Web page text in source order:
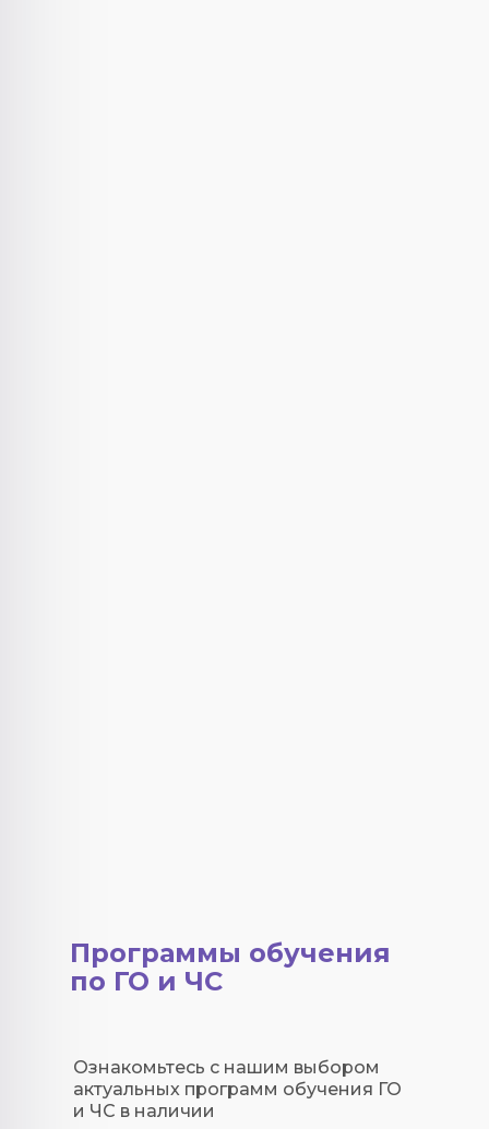
Программы обучения
по ГО и ЧС
Ознакомьтесь с нашим выбором
актуальных программ обучения ГО
и ЧС в наличии